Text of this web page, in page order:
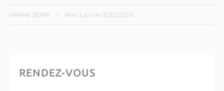
MARINE BERRY Mise à jour le 02/03/2026
RENDEZ-VOUS